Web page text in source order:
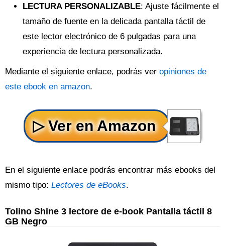
LECTURA PERSONALIZABLE: Ajuste fácilmente el
tamaño de fuente en la delicada pantalla táctil de
este lector electrónico de 6 pulgadas para una
experiencia de lectura personalizada.
Mediante el siguiente enlace, podrás ver opiniones de
este ebook en amazon.
En el siguiente enlace podrás encontrar más ebooks del
mismo tipo: Lectores de eBooks.
Tolino Shine 3 lectore de e-book Pantalla táctil 8
GB Negro